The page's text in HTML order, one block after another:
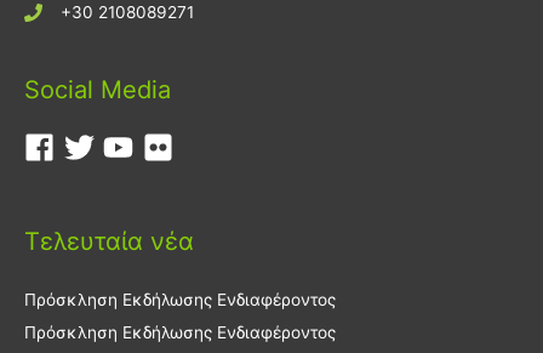
+30 2108089271
Social Media
Τελευταία νέα
Πρόσκληση Εκδήλωσης Ενδιαφέροντος
Πρόσκληση Εκδήλωσης Ενδιαφέροντος